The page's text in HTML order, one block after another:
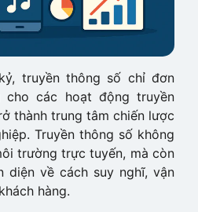
truyền thông số chỉ đơn
các hoạt động truyền
thành trung tâm chiến lược
Truyền thông số không
trường trực tuyến, mà còn
diện về cách suy nghĩ, vận
hàng.